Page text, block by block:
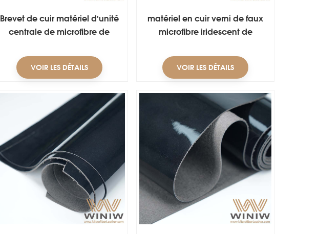
Brevet de cuir matériel d'unité
centrale de microfibre de
VOIR LES DÉTAILS
matériel en cuir verni de faux
microfibre iridescent de
VOIR LES DÉTAILS